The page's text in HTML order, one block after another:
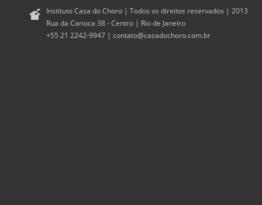
Instituto Casa do Choro | Todos os direitos reservados | 2013
Rua da Carioca 38 - Centro | Rio de Janeiro
+55 21 2242-9947 | contato@casadochoro.com.br